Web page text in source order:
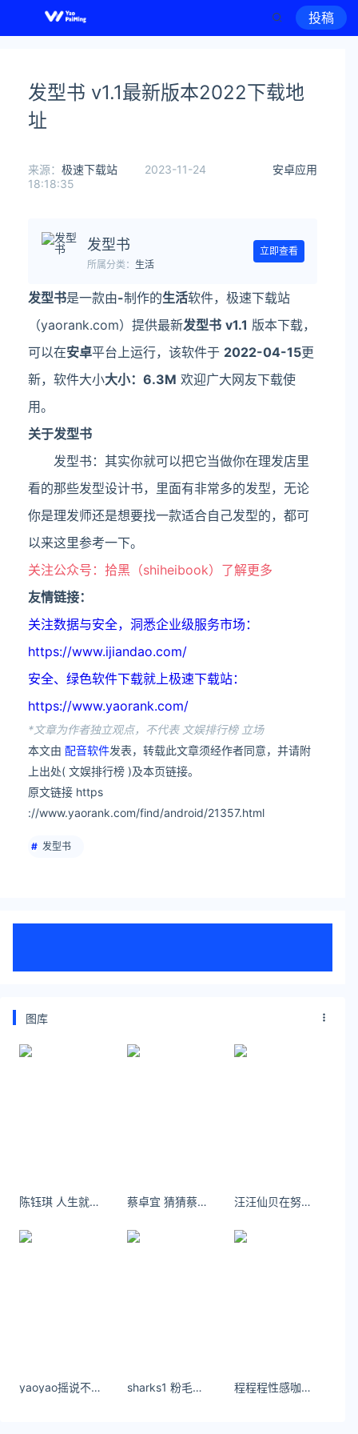
投稿
发型书 v1.1最新版本2022下载地
址
安卓应用
来源： 极速下载站
2023-11-24
18:18:35
发型书
所属分类： 生活
立即查看
发型书是一款由-制作的生活软件，极速下载站
（yaorank.com）提供最新发型书 v1.1 版本下载，
可以在安卓平台上运行，该软件于 2022-04-15更
新，软件大小大小：6.3M 欢迎广大网友下载使
用。
关于发型书
发型书：其实你就可以把它当做你在理发店里
看的那些发型设计书，里面有非常多的发型，无论
你是理发师还是想要找一款适合自己发型的，都可
以来这里参考一下。
关注公众号：拾黑（shiheibook）了解更多
友情链接：
关注数据与安全，洞悉企业级服务市场：
https://www.ijiandao.com/
安全、绿色软件下载就上极速下载站：
https://www.yaorank.com/
*文章为作者独立观点，不代表 文娱排行榜 立场
本文由 配音软件发表，转载此文章须经作者同意，并请附
上出处( 文娱排行榜 )及本页链接。
原文链接 https
://www.yaorank.com/find/android/21357.html
发型书
图库
陈钰琪 人生就是距离，距离就是人生。 蔡卓宜 猜猜蔡蔡吃什么菜 ​​​​ 汪汪仙贝在努力 辞旧迎新过年啦
yaoyao摇说不定随心所欲的生活更顺风顺水。 sharks1 粉毛限定 真的不要太显白#发色推荐 #显白的发色 程程程性感咖啡色卫衣，性感淡红色内衣搭配性感诱人原色思